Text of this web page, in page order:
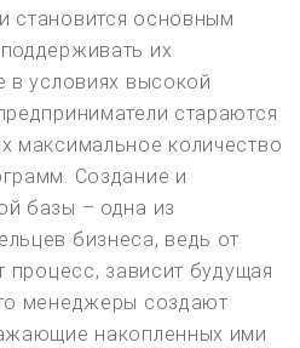
становится основным
их
в условиях высокой
стараются
максимальное количество
Создание и
базы – одна из
бизнеса, ведь от
процесс, зависит будущая
менеджеры создают
накопленных ими